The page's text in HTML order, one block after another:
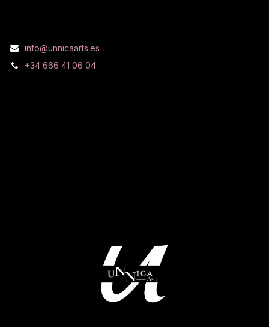
info@unnicaarts.es
+34 666 41 06 04